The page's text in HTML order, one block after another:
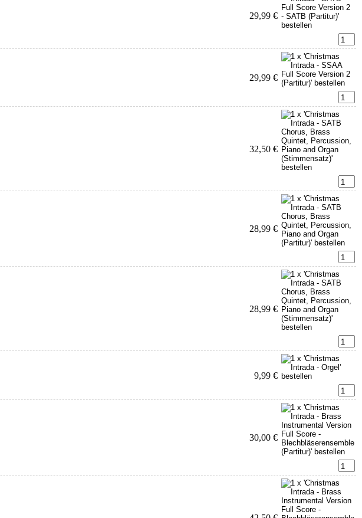
29,99 €
29,99 €
32,50 €
28,99 €
28,99 €
9,99 €
30,00 €